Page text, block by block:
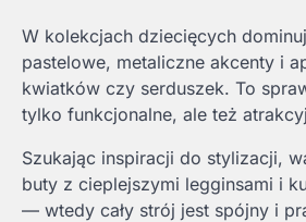
W kolekcjach dziecięcych
pastelowe, metaliczne akcenty i
kwiatków czy serduszek. To
tylko funkcjonalne, ale też
Szukając inspiracji do stylizacji,
buty z cieplejszymi legginsami i
— wtedy cały strój jest spójny i